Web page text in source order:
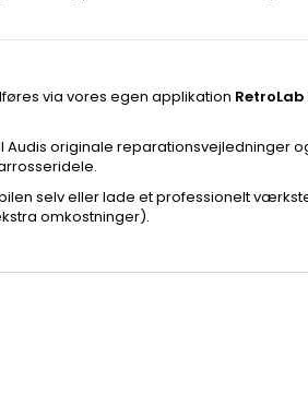
via vores egen applikation RetroLab
Audis originale reparationsvejledninger
selv eller lade et professionelt
omkostninger).